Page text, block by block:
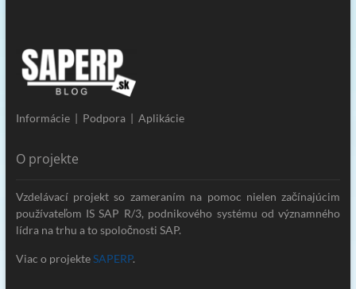
Informácie | Podpora | Aplikácie
O projekte
Vzdelávací projekt so zameraním na pomoc nielen začínajúcim
používateľom IS SAP R/3, podnikového systému od významného
lídra na trhu a to spoločnosti SAP.
Viac o projekteSAPERP.